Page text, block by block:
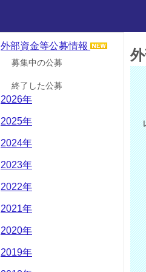
外部資金等公募情報
募集中の公募
終了した公募
2026年
2025年
2024年
2023年
2022年
2021年
2020年
2019年